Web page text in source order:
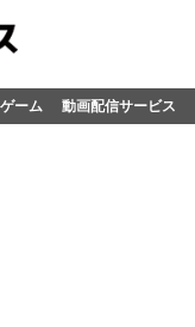
ーム 動画配信サービス